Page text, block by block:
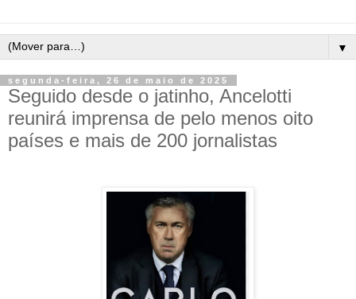
▼
segunda-feira, 26 de maio de 2025
Seguido desde o jatinho, Ancelotti
reunirá imprensa de pelo menos oito
países e mais de 200 jornalistas